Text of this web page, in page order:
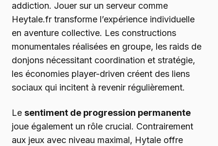
addiction. Jouer sur un serveur comme
Heytale.fr transforme l’expérience individuelle
en aventure collective. Les constructions
monumentales réalisées en groupe, les raids de
donjons nécessitant coordination et stratégie,
les économies player-driven créent des liens
sociaux qui incitent à revenir régulièrement.
Le sentiment de progression permanente
joue également un rôle crucial. Contrairement
aux jeux avec niveau maximal, Hytale offre